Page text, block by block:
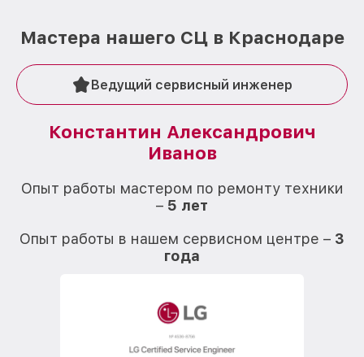
Мастера нашего СЦ в Краснодаре
Ведущий сервисный инженер
Константин Александрович
Иванов
Опыт работы мастером по ремонту техники
– 5 лет
Опыт работы в нашем сервисном центре – 3
года